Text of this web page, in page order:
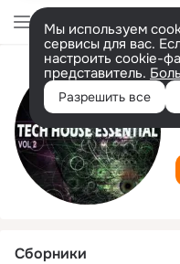
Мы используем
сервисы для вас.
настроить cookie-
представитель.
Разрешить все
Сборники